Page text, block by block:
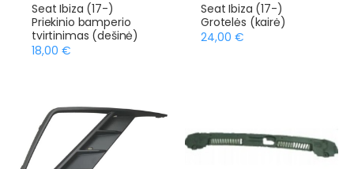
Seat Ibiza (17-)
Priekinio bamperio
tvirtinimas (dešinė)
18,00 €
Seat Ibiza (17-)
Grotelės (kairė)
24,00 €